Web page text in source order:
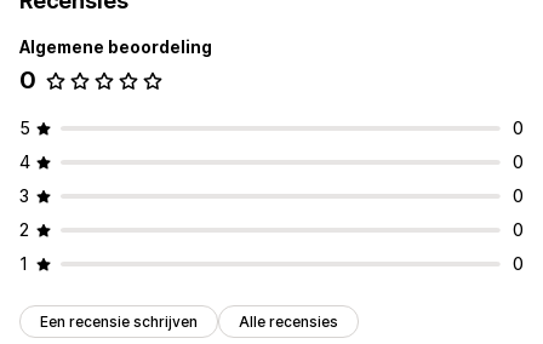
Algemene beoordeling
0
5
0
4
0
3
0
2
0
1
0
Een recensie schrijven Alle recensies